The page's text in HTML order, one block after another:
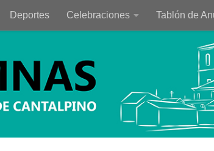
Deportes Celebraciones Tablón de